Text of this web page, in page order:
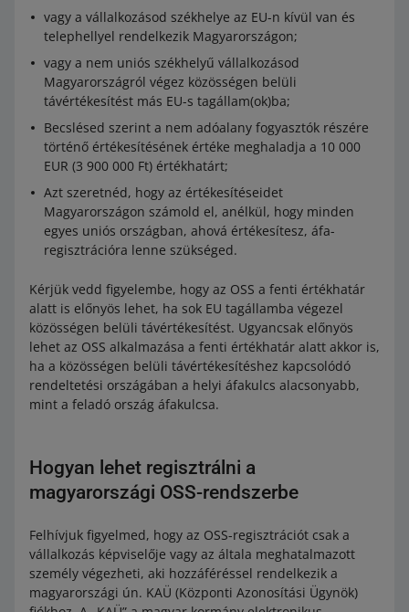
vagy a vállalkozásod székhelye az EU-n kívül van és
telephellyel rendelkezik Magyarországon;
vagy a nem uniós székhelyű vállalkozásod
Magyarországról végez közösségen belüli
távértékesítést más EU-s tagállam(ok)ba;
Becslésed szerint a nem adóalany fogyasztók részére
történő értékesítésének értéke meghaladja a 10 000
EUR (3 900 000 Ft) értékhatárt;
Azt szeretnéd, hogy az értékesítéseidet
Magyarországon számold el, anélkül, hogy minden
egyes uniós országban, ahová értékesítesz, áfa-
regisztrációra lenne szükséged.
Kérjük vedd figyelembe, hogy az OSS a fenti értékhatár
alatt is előnyös lehet, ha sok EU tagállamba végezel
közösségen belüli távértékesítést. Ugyancsak előnyös
lehet az OSS alkalmazása a fenti értékhatár alatt akkor is,
ha a közösségen belüli távértékesítéshez kapcsolódó
rendeltetési országában a helyi áfakulcs alacsonyabb,
mint a feladó ország áfakulcsa.
Hogyan lehet regisztrálni a
magyarországi OSS-rendszerbe
Felhívjuk figyelmed, hogy az OSS-regisztrációt csak a
vállalkozás képviselője vagy az általa meghatalmazott
személy végezheti, aki hozzáféréssel rendelkezik a
magyarországi ún. KAÜ (Központi Azonosítási Ügynök)